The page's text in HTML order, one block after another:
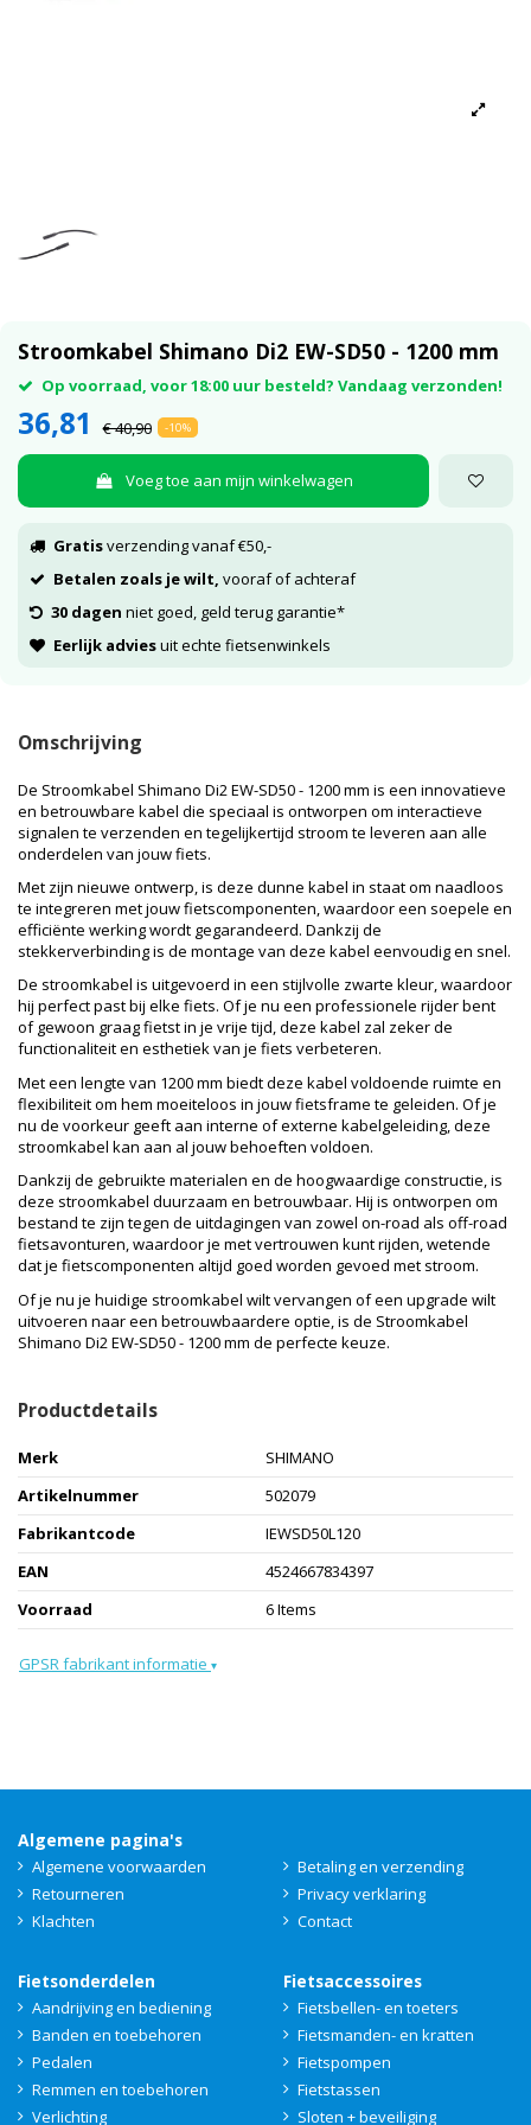
Stroomkabel Shimano Di2 EW-SD50 - 1200 mm
Op voorraad, voor 18:00 uur besteld? Vandaag verzonden!
36,81 € 40,90 -10%
Voeg toe aan mijn winkelwagen
Gratisverzending vanaf €50,-
Betalen zoals je wilt, vooraf of achteraf
30 dagen niet goed, geld terug garantie*
Eerlijk adviesuit echte fietsenwinkels
Omschrijving
De Stroomkabel Shimano Di2 EW-SD50 - 1200 mm is een innovatieve
en betrouwbare kabel die speciaal is ontworpen om interactieve
signalen te verzenden en tegelijkertijd stroom te leveren aan alle
onderdelen van jouw fiets.
Met zijn nieuwe ontwerp, is deze dunne kabel in staat om naadloos
te integreren met jouw fietscomponenten, waardoor een soepele en
efficiënte werking wordt gegarandeerd. Dankzij de
stekkerverbinding is de montage van deze kabel eenvoudig en snel.
De stroomkabel is uitgevoerd in een stijlvolle zwarte kleur, waardoor
hij perfect past bij elke fiets. Of je nu een professionele rijder bent
of gewoon graag fietst in je vrije tijd, deze kabel zal zeker de
functionaliteit en esthetiek van je fiets verbeteren.
Met een lengte van 1200 mm biedt deze kabel voldoende ruimte en
flexibiliteit om hem moeiteloos in jouw fietsframe te geleiden. Of je
nu de voorkeur geeft aan interne of externe kabelgeleiding, deze
stroomkabel kan aan al jouw behoeften voldoen.
Dankzij de gebruikte materialen en de hoogwaardige constructie, is
deze stroomkabel duurzaam en betrouwbaar. Hij is ontworpen om
bestand te zijn tegen de uitdagingen van zowel on-road als off-road
fietsavonturen, waardoor je met vertrouwen kunt rijden, wetende
dat je fietscomponenten altijd goed worden gevoed met stroom.
Of je nu je huidige stroomkabel wilt vervangen of een upgrade wilt
uitvoeren naar een betrouwbaardere optie, is de Stroomkabel
Shimano Di2 EW-SD50 - 1200 mm de perfecte keuze.
Productdetails
Merk
SHIMANO
Artikelnummer
502079
Fabrikantcode
IEWSD50L120
EAN
4524667834397
Voorraad
6 Items
GPSR fabrikant informatie ▾
Algemene pagina's
Algemene voorwaarden
Betaling en verzending
Retourneren
Privacy verklaring
Klachten
Contact
Fietsonderdelen
Aandrijving en bediening
Banden en toebehoren
Pedalen
Remmen en toebehoren
Verlichting
Fietsaccessoires
Fietsbellen- en toeters
Fietsmanden- en kratten
Fietspompen
Fietstassen
Sloten + beveiliging